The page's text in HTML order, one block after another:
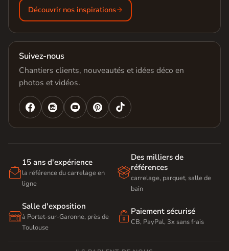
Découvrir nos inspirations
Suivez-nous
Chantiers clients, nouveautés et idées déco en
photos et vidéos.
   

15 ans d'expérience
la référence du carrelage en
ligne

Des milliers de
références
carrelage, parquet, salle de
bain

Salle d'exposition
à Portet-sur-Garonne, près de
Toulouse
 Paiement sécurisé
CB, PayPal, 3x sans frais